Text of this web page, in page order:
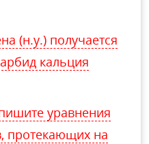
(н.у.) получается
кальция
уравнения
протекающих на